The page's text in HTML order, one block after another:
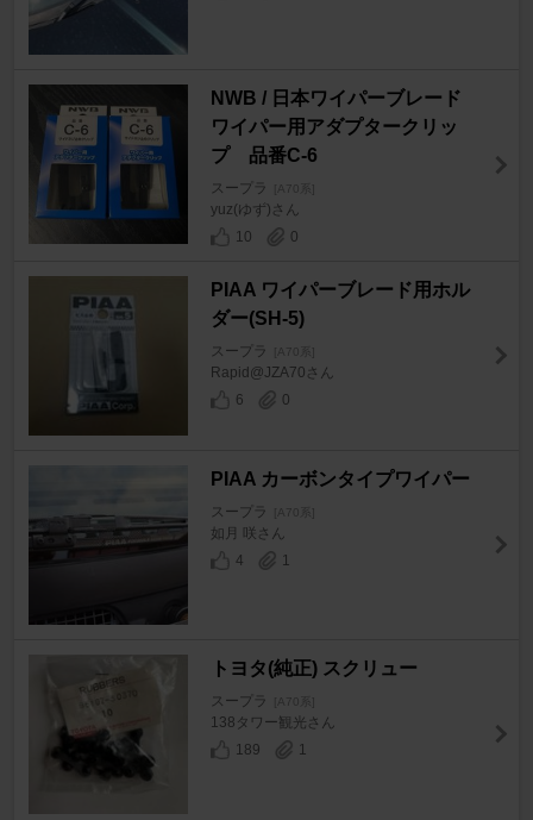
NWB / 日本ワイパーブレード
ワイパー用アダプタークリッ
プ 品番C-6
スープラ [A70系]
yuz(ゆず)さん
10
0
PIAA ワイパーブレード用ホル
ダー(SH-5)
スープラ [A70系]
Rapid@JZA70さん
6
0
PIAA カーボンタイプワイパー
スープラ [A70系]
如月 咲さん
4
1
トヨタ(純正) スクリュー
スープラ [A70系]
138タワー観光さん
189
1